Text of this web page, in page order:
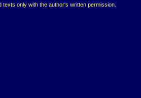
only with the author's written permission.